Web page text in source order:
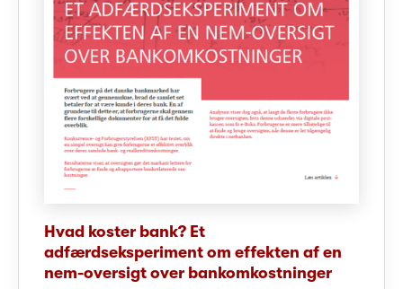
Hvad koster bank? Et
adfærdseksperiment om effekten af en
nem-oversigt over bankomkostninger